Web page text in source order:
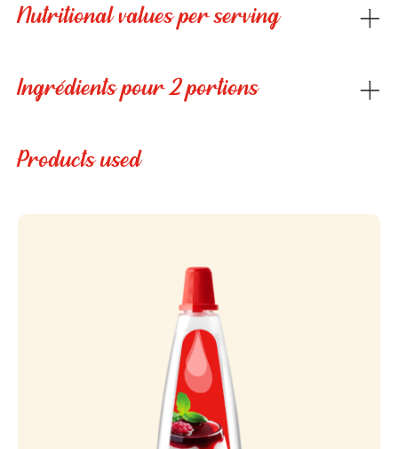
Nutritional values per serving
Ingrédients pour 2 portions
Products used